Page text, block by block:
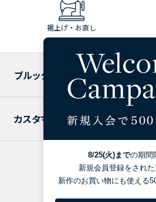
裾上げ・お直し
ブルックス ブラザーズについて
カスタマーサービス
特定商取引法に基づ